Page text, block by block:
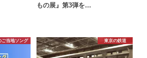
もの展』第3弾を…
ご当地ソング 東京の鉄道